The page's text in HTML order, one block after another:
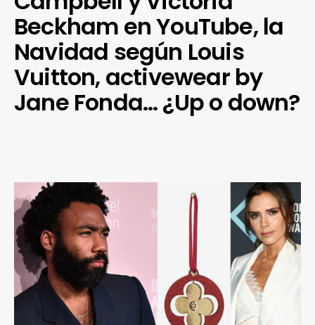
Beckham en YouTube, la
Navidad según Louis
Vuitton, activewear by
Jane Fonda… ¿Up o down?